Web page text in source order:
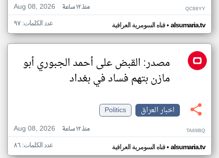
Aug 08, 2026
منذ ١٢ ساعة QC88YY
قناه السومرية العراقية• alsumaria.tv عدد الكلمات: ٩٧
مصدر: القبض على أحمد الجبوري أبو
مازن بتهم فساد في بغداد
اخبار العراق
Politics
Aug 08, 2026
منذ ١٢ ساعة TA69BQ
قناه السومرية العراقية• alsumaria.tv عدد الكلمات: ٨٦